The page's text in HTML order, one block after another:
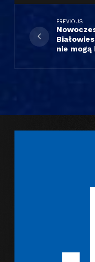
PREVIOUS
nie